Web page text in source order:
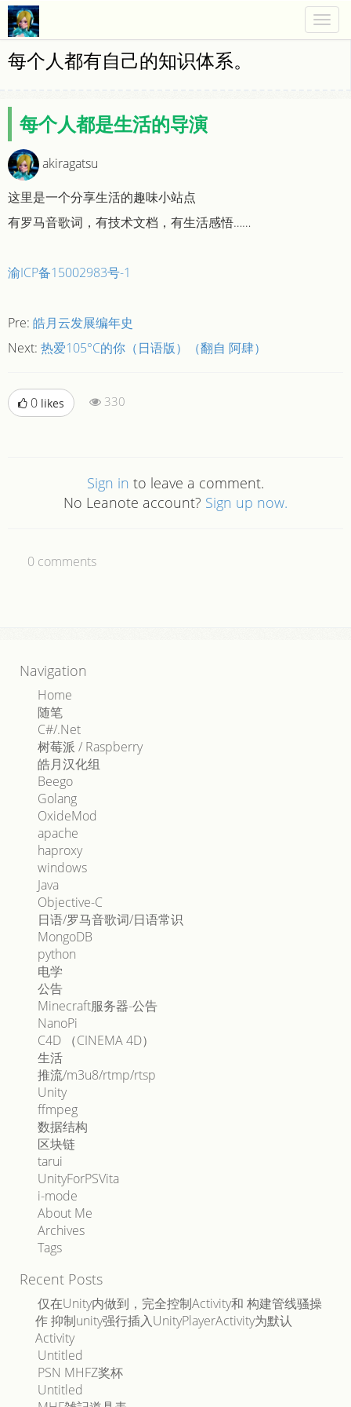
每个人都有自己的知识体系。
每个人都是生活的导演
akiragatsu
这里是一个分享生活的趣味小站点
有罗马音歌词，有技术文档，有生活感悟……
渝ICP备15002983号-1
Pre: 皓月云发展编年史
Next: 热爱105°C的你（日语版）（翻自 阿肆）
0 likes 330
Sign in to leave a comment.
No Leanote account? Sign up now.
0 comments
Navigation
Home
随笔
C#/.Net
树莓派 / Raspberry
皓月汉化组
Beego
Golang
OxideMod
apache
haproxy
windows
Java
Objective-C
日语/罗马音歌词/日语常识
MongoDB
python
电学
公告
Minecraft服务器-公告
NanoPi
C4D （CINEMA 4D）
生活
推流/m3u8/rtmp/rtsp
Unity
ffmpeg
数据结构
区块链
tarui
UnityForPSVita
i-mode
About Me
Archives
Tags
Recent Posts
仅在Unity内做到，完全控制Activity和 构建管线骚操
作 抑制unity强行插入UnityPlayerActivity为默认
Activity
Untitled
PSN MHFZ奖杯
Untitled